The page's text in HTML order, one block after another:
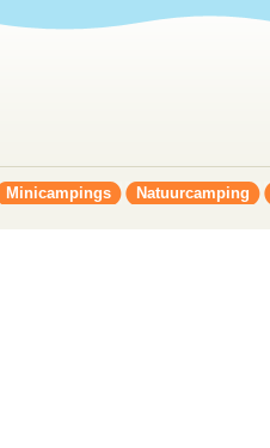
Minicampings Natuurcamping